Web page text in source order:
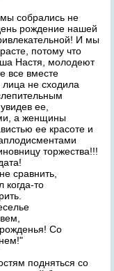
собрались не
рождение нашей
И мы
потому что
Настя, молодеют
все вместе
не сходила
ее,
а женщины
ее красоте и
торжества!!!
сравнить,
когда-то
Со
подняться со